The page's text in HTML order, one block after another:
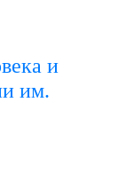
и
им.